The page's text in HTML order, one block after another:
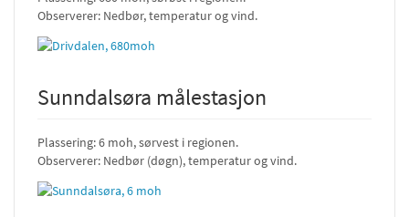
Observerer: Nedbør, temperatur og vind.
Sunndalsøra målestasjon
Plassering: 6 moh, sørvest i regionen.
Observerer: Nedbør (døgn), temperatur og vind.